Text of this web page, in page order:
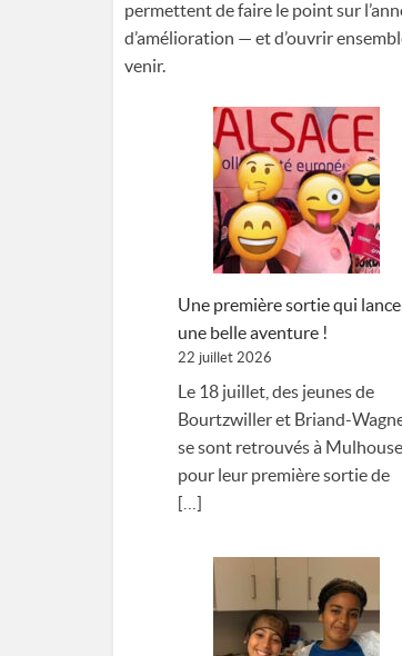
permettent de faire le point sur
d’amélioration — et d’ouvrir
venir.
Une première sortie qui lance
une belle aventure !
22 juillet 2026
Le 18 juillet, des jeunes de
Bourtzwiller et Briand-
se sont retrouvés à Mulhouse
pour leur première sortie de
[…]